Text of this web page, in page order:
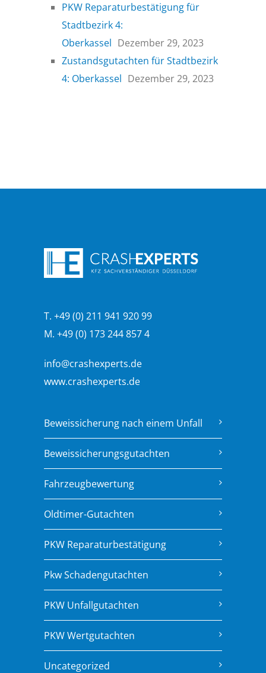
PKW Reparaturbestätigung für
Stadtbezirk 4:
Oberkassel Dezember 29, 2023
Zustandsgutachten für Stadtbezirk
4: Oberkassel Dezember 29, 2023
T. +49 (0) 211 941 920 99
M. +49 (0) 173 244 857 4
info@crashexperts.de
www.crashexperts.de
Beweissicherung nach einem Unfall
Beweissicherungsgutachten
Fahrzeugbewertung
Oldtimer-Gutachten
PKW Reparaturbestätigung
Pkw Schadengutachten
PKW Unfallgutachten
PKW Wertgutachten
Uncategorized